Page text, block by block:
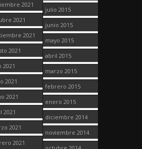
2021
2021
2021
2021
2021
2021
2021
2021
2021
2021
julio 2015
junio 2015
mayo 2015
abril 2015
marzo 2015
febrero 2015
enero 2015
diciembre 2014
noviembre 2014